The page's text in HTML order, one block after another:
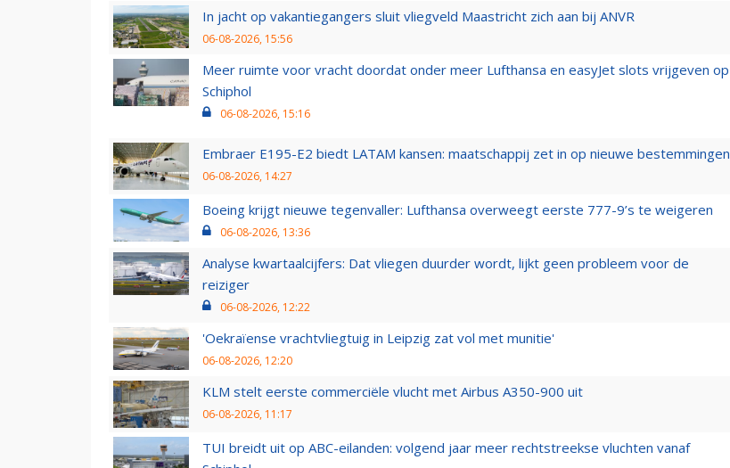
In jacht op vakantiegangers sluit vliegveld Maastricht zich aan bij ANVR
06-08-2026, 15:56
Meer ruimte voor vracht doordat onder meer Lufthansa en easyJet slots vrijgeven op
Schiphol
06-08-2026, 15:16
Embraer E195-E2 biedt LATAM kansen: maatschappij zet in op nieuwe bestemmingen
06-08-2026, 14:27
Boeing krijgt nieuwe tegenvaller: Lufthansa overweegt eerste 777-9’s te weigeren
06-08-2026, 13:36
Analyse kwartaalcijfers: Dat vliegen duurder wordt, lijkt geen probleem voor de
reiziger
06-08-2026, 12:22
'Oekraïense vrachtvliegtuig in Leipzig zat vol met munitie'
06-08-2026, 12:20
KLM stelt eerste commerciële vlucht met Airbus A350-900 uit
06-08-2026, 11:17
TUI breidt uit op ABC-eilanden: volgend jaar meer rechtstreekse vluchten vanaf